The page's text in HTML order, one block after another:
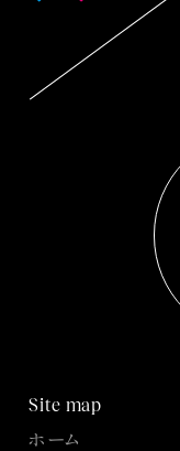
Site map
ホーム